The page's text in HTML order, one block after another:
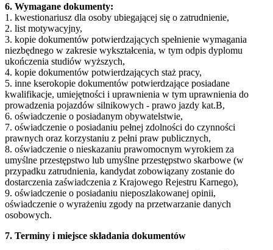
6. Wymagane dokumenty:
1. kwestionariusz dla osoby ubiegającej się o zatrudnienie,
2. list motywacyjny,
3. kopie dokumentów potwierdzających spełnienie wymagania
niezbędnego w zakresie wykształcenia, w tym odpis dyplomu
ukończenia studiów wyższych,
4. kopie dokumentów potwierdzających staż pracy,
5. inne kserokopie dokumentów potwierdzające posiadane
kwalifikacje, umiejętności i uprawnienia w tym uprawnienia do
prowadzenia pojazdów silnikowych - prawo jazdy kat.B,
6. oświadczenie o posiadanym obywatelstwie,
7. oświadczenie o posiadaniu pełnej zdolności do czynności
prawnych oraz korzystaniu z pełni praw publicznych,
8. oświadczenie o nieskazaniu prawomocnym wyrokiem za
umyślne przestępstwo lub umyślne przestępstwo skarbowe (w
przypadku zatrudnienia, kandydat zobowiązany zostanie do
dostarczenia zaświadczenia z Krajowego Rejestru Karnego),
9. oświadczenie o posiadaniu nieposzlakowanej opinii,
oświadczenie o wyrażeniu zgody na przetwarzanie danych
osobowych.
7. Terminy i miejsce składania dokumentów